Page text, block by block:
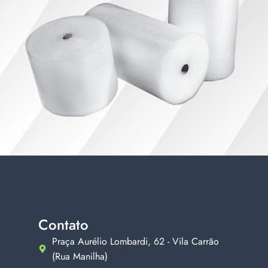
Contato
Praça Aurélio Lombardi, 62 - Vila Carrão
(Rua Manilha)